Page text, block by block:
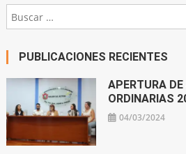
PUBLICACIONES RECIENTES
APERTURA
ORDINARIAS
04/03/2024